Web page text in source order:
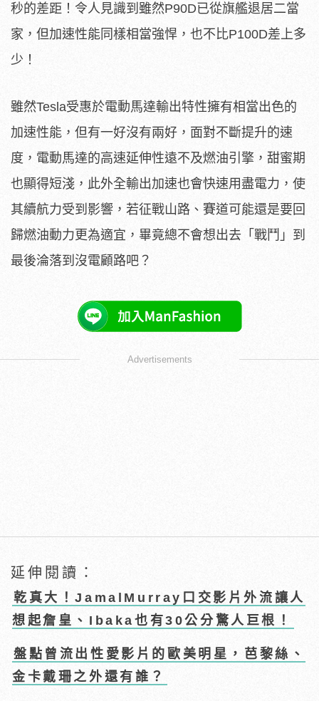
秒的差距！令人見識到雖然P90D已從旗艦退居二當
家，但加速性能同樣相當強悍，也不比P100D差上多
少！
雖然Tesla受惠於電動馬達輸出特性擁有相當出色的
加速性能，但有一好沒有兩好，面對不斷提升的速
度，電動馬達的高速延伸性遠不及燃油引擎，甜蜜期
也顯得短淺，此外全輸出加速也會快速用盡電力，使
其續航力受到影響，若征戰山路、賽道可能還是要回
歸燃油動力更為適宜，畢竟總不會想出去「戰鬥」到
最後淪落到沒電顧路吧？
Advertisements
延伸閱讀：
乾真大！JamalMurray口交影片外流讓人
想起詹皇、Ibaka也有30公分驚人巨根！
盤點曾流出性愛影片的歐美明星，芭黎絲、
金卡戴珊之外還有誰？